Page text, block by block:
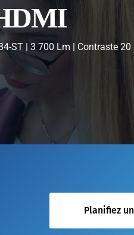
ST | 3 700 Lm | Contraste
Planifiez